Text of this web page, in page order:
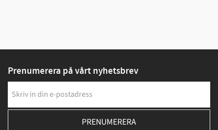
Prenumerera på vårt nyhetsbrev
PRENUMERERA